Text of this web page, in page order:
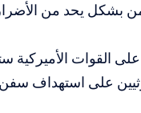
بشكل يحد من الأضرار
القوات
على استهداف